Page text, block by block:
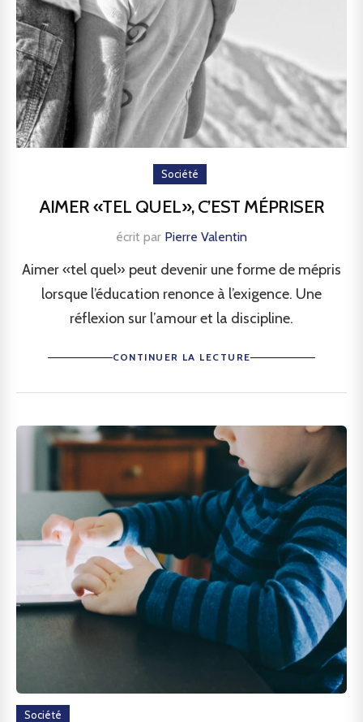
Société
AIMER «TEL QUEL», C’EST MÉPRISER
écrit par Pierre Valentin
Aimer «tel quel» peut devenir une forme de mépris
lorsque l’éducation renonce à l’exigence. Une
réflexion sur l’amour et la discipline.
CONTINUER LA LECTURE
Société